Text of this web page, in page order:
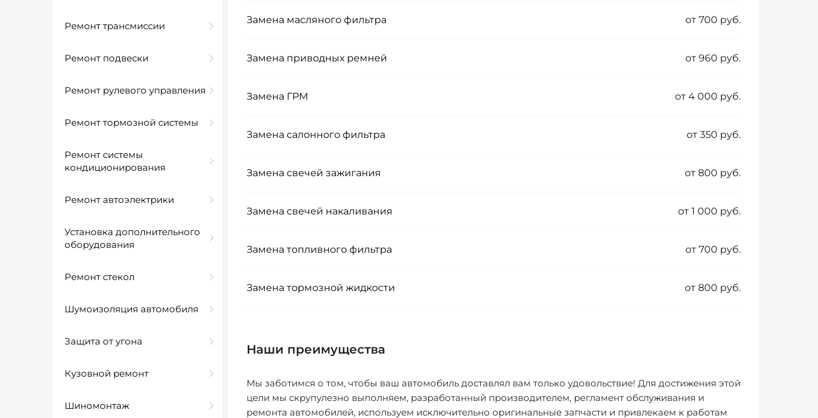
Ремонт трансмиссии
Ремонт подвески
Ремонт рулевого управления
Ремонт тормозной системы
Ремонт системы
кондиционирования
Ремонт автоэлектрики
Установка дополнительного
оборудования
Ремонт стекол
Шумоизоляция автомобиля
Защита от угона
Кузовной ремонт
Шиномонтаж
Замена масляного фильтра от 700 руб.
Замена приводных ремней от 960 руб.
Замена ГРМ от 4 000 руб.
Замена салонного фильтра от 350 руб.
Замена свечей зажигания от 800 руб.
Замена свечей накаливания от 1 000 руб.
Замена топливного фильтра от 700 руб.
Замена тормозной жидкости от 800 руб.
Наши преимущества
Мы заботимся о том, чтобы ваш автомобиль доставлял вам только удовольствие! Для достижения этой
цели мы скрупулезно выполняем, разработанный производителем, регламент обслуживания и
ремонта автомобилей, используем исключительно оригинальные запчасти и привлекаем к работам